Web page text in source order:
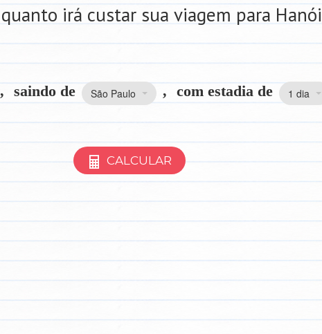
quanto irá custar sua viagem para Hanói
, saindo de São Paulo , com estadia de 1 dia
CALCULAR